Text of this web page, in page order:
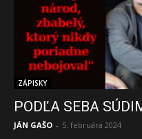
ZÁPISKY
PODĽA SEBA
JÁN GAŠO - 5. februára 2024